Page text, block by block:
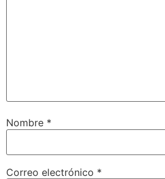
Nombre *
Correo electrónico *